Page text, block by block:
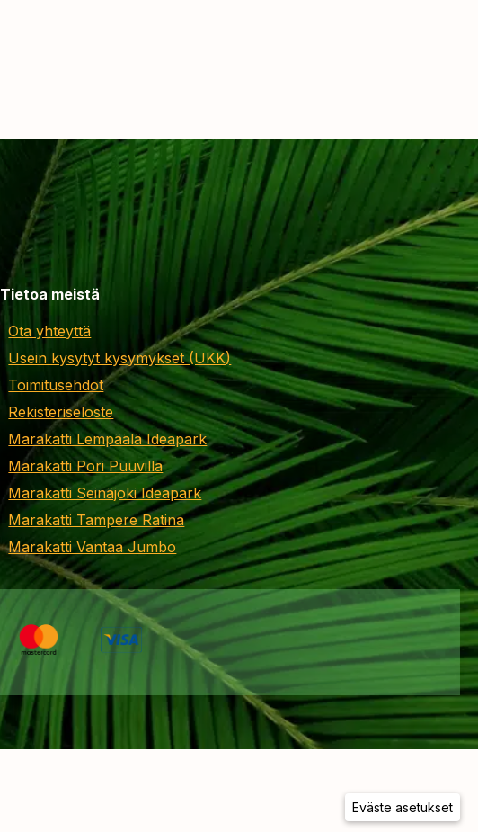
Tietoa meistä
Ota yhteyttä
Usein kysytyt kysymykset (UKK)
Toimitusehdot
Rekisteriseloste
Marakatti Lempäälä Ideapark
Marakatti Pori Puuvilla
Marakatti Seinäjoki Ideapark
Marakatti Tampere Ratina
Marakatti Vantaa Jumbo
Eväste asetukset